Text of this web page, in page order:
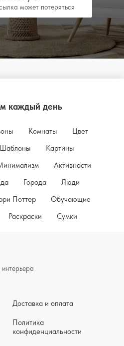
может потеряться
каждый день
Комнаты
Цвет
Шаблоны
Картины
Активности
Города
Люди
Поттер
Обучающие
Раскраски Сумки
Доставка и оплата
Политика
конфиденциальности